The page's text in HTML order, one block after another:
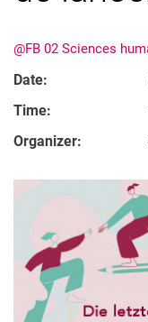
@FB 02 Sciences
Date:
Time:
Organizer: